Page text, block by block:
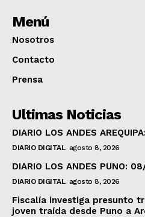
Menú
Nosotros
Contacto
Prensa
Ultimas Noticias
DIARIO LOS ANDES
DIARIO DIGITAL agosto 8, 2026
DIARIO LOS ANDES PUNO:
DIARIO DIGITAL agosto 8, 2026
Fiscalía investiga presunto
joven traída desde Puno a